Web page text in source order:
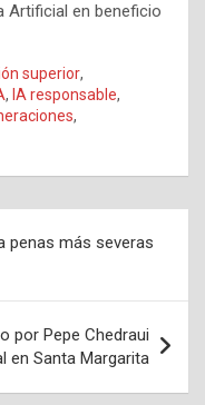
Artificial en beneficio
superior,
, IA responsable,
,
penas más severas
por Pepe Chedraui
en Santa Margarita